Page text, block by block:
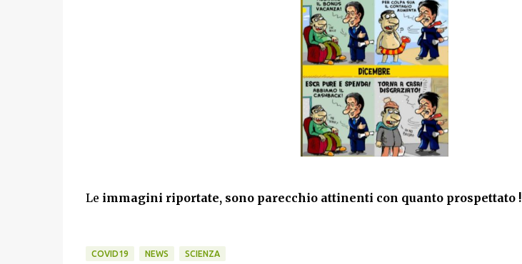
Le immagini riportate, sono parecchio attinenti con quanto prospettato !
COVID19 NEWS SCIENZA